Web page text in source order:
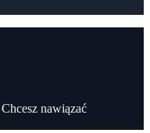
nawiązać